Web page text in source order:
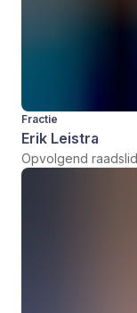
Fractie
Erik Leistra
Opvolgend raadslid